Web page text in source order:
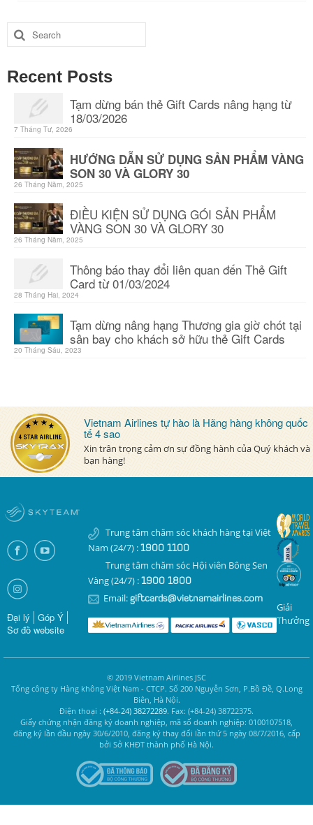
Search
for:
Recent Posts
Tạm dừng bán thẻ Gift Cards nâng hạng từ
18/03/2026
7 Tháng Tư, 2026
HƯỚNG DẪN SỬ DỤNG SẢN PHẨM VÀNG
SON 30 VÀ GLORY 30
26 Tháng Năm, 2025
ĐIỀU KIỆN SỬ DỤNG GÓI SẢN PHẨM
VÀNG SON 30 VÀ GLORY 30
26 Tháng Năm, 2025
Thông báo thay đổi liên quan đến Thẻ Gift
Card từ 01/03/2024
28 Tháng Hai, 2024
Tạm dừng nâng hạng Thương gia giờ chót tại
sân bay cho khách sở hữu thẻ Gift Cards
20 Tháng Sáu, 2023
Vietnam Airlines tự hào là Hãng hàng không quốc
tế 4 sao
Xin trân trọng cảm ơn sự đồng hành của Quý khách và
bạn hàng!
Đại lý
Góp Ý
Sơ đồ website
Trung tâm chăm sóc khách hàng tại Việt
Nam (24/7) : 1900 1100
Trung tâm chăm sóc Hội viên Bông Sen
Vàng (24/7) : 1900 1800
Email: giftcards@vietnamairlines.com
Giải
Thưởng
© 2019 Vietnam Airlines JSC
Tổng công ty Hàng không Việt Nam - CTCP. Số 200 Nguyễn Sơn, P.Bồ Đề, Q.Long
Biên, Hà Nội.
Điện thoại : (+84-24) 38272289. Fax: (+84-24) 38722375.
Giấy chứng nhận đăng ký doanh nghiệp, mã số doanh nghiệp: 0100107518,
đăng ký lần đầu ngày 30/6/2010, đăng ký thay đổi lần thứ 5 ngày 08/7/2016, cấp
bởi Sở KHĐT thành phố Hà Nội.